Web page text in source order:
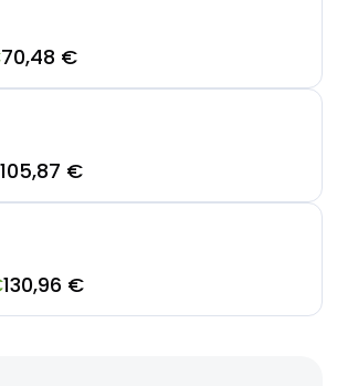
70,48 €
105,87 €
130,96 €